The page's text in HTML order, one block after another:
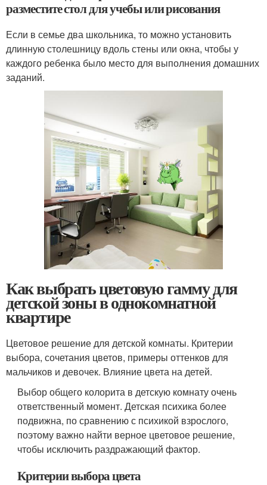
разместите стол для учебы или рисования
Если в семье два школьника, то можно установить
длинную столешницу вдоль стены или окна, чтобы у
каждого ребенка было место для выполнения домашних
заданий.
Как выбрать цветовую гамму для
детской зоны в однокомнатной
квартире
Цветовое решение для детской комнаты. Критерии
выбора, сочетания цветов, примеры оттенков для
мальчиков и девочек. Влияние цвета на детей.
Выбор общего колорита в детскую комнату очень
ответственный момент. Детская психика более
подвижна, по сравнению с психикой взрослого,
поэтому важно найти верное цветовое решение,
чтобы исключить раздражающий фактор.
Критерии выбора цвета